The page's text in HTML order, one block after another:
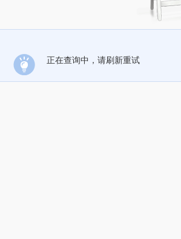
正在查询中，请刷新重试